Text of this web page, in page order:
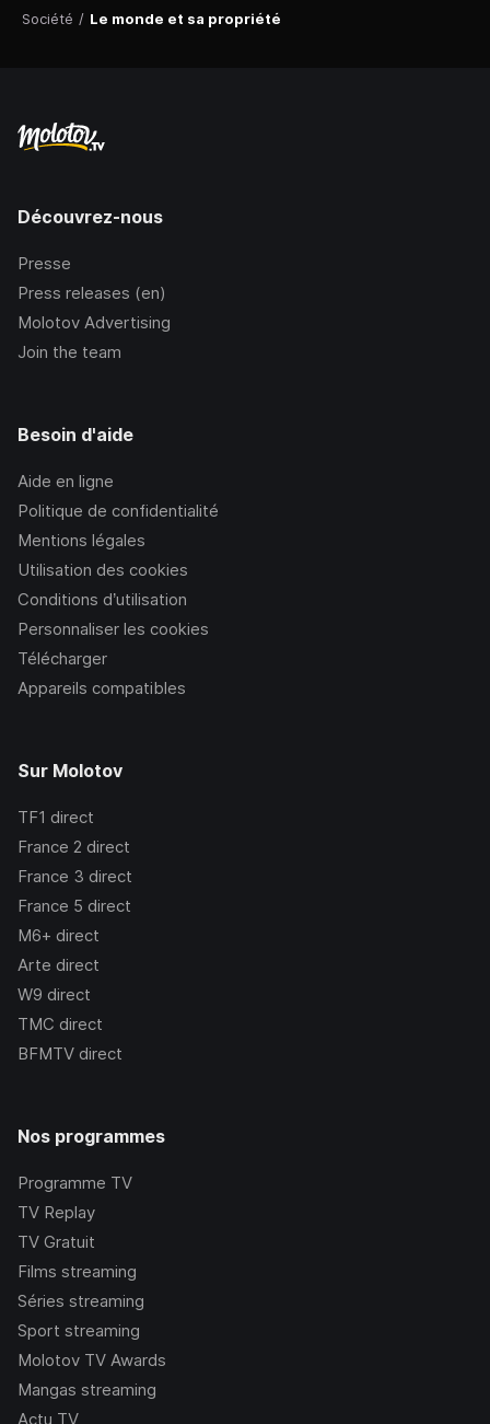
Société / Le monde et sa propriété
Découvrez-nous
Presse
Press releases (en)
Molotov Advertising
Join the team
Besoin d'aide
Aide en ligne
Politique de confidentialité
Mentions légales
Utilisation des cookies
Conditions d’utilisation
Personnaliser les cookies
Télécharger
Appareils compatibles
Sur Molotov
TF1 direct
France 2 direct
France 3 direct
France 5 direct
M6+ direct
Arte direct
W9 direct
TMC direct
BFMTV direct
Nos programmes
Programme TV
TV Replay
TV Gratuit
Films streaming
Séries streaming
Sport streaming
Molotov TV Awards
Mangas streaming
Actu TV